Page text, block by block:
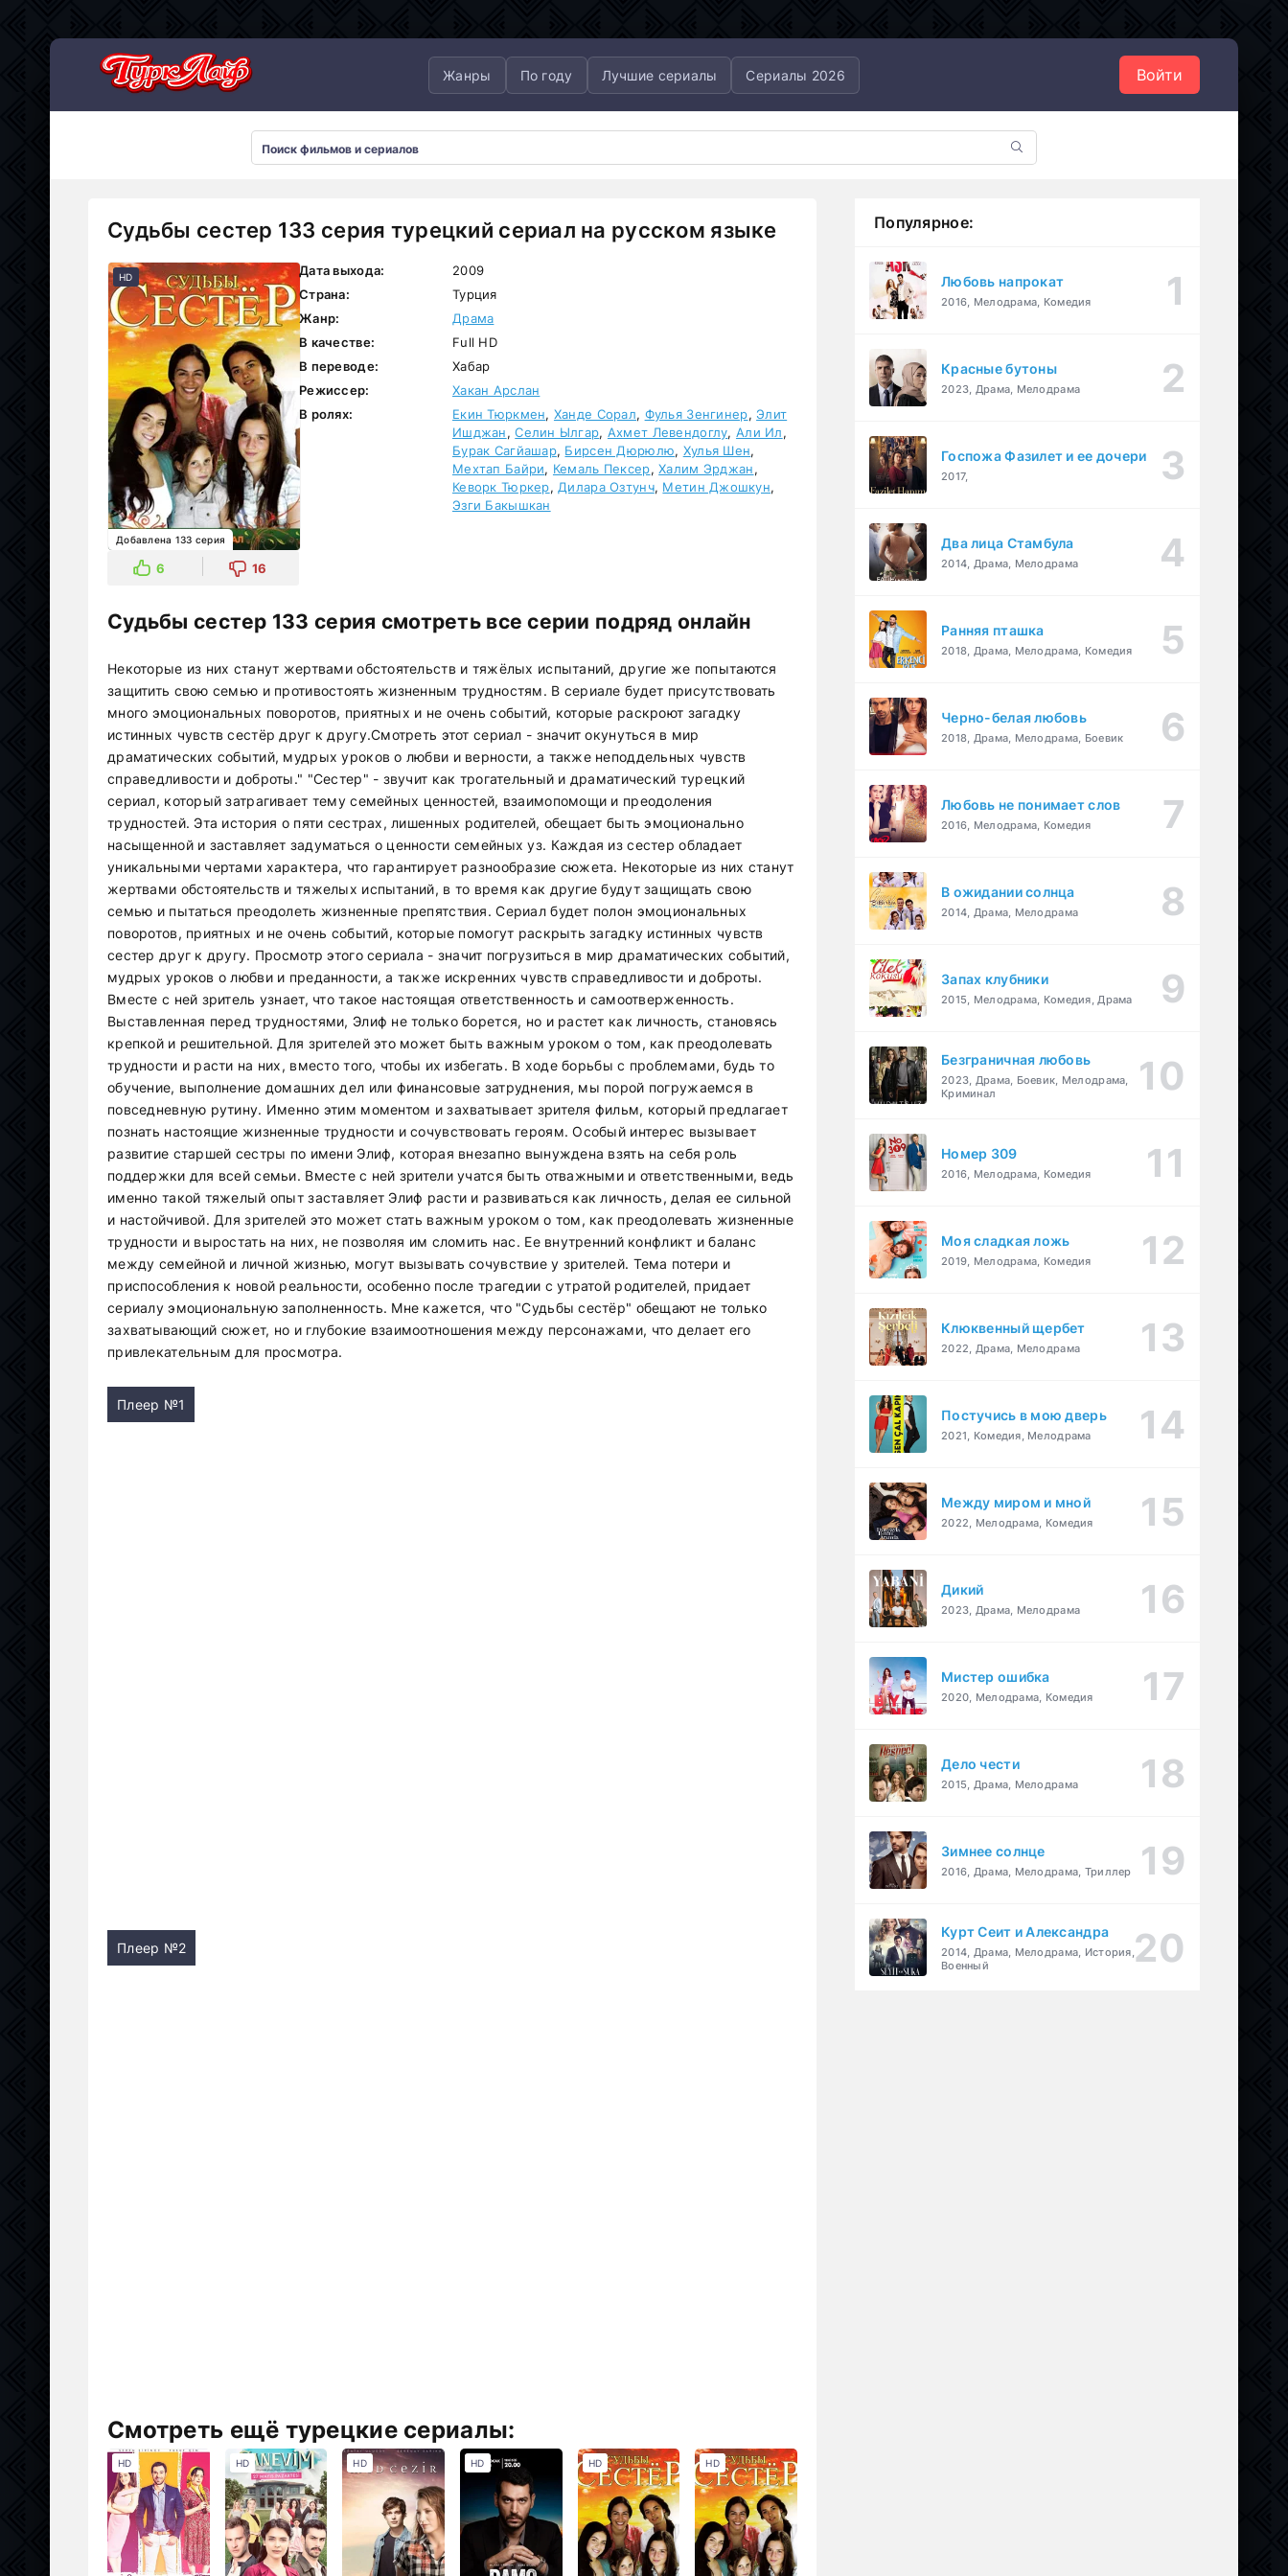
Жанры По году Лучшие сериалы Сериалы 2026 Войти
Судьбы сестер 133 серия турецкий сериал на русском языке
HD
Добавлена 133 серия
6 16
Дата выхода:
2009
Страна:
Турция
Жанр:
Драма
В качестве:
Full HD
В переводе:
Хабар
Режиссер:
Хакан Арслан
В ролях:
Екин Тюркмен, Ханде Сорал, Фулья Зенгинер,Элит
Ишджан,Селин Ылгар, Ахмет Левендоглу, Али Ил,
Бурак Сагйашар, Бирсен Дюрюлю, Хулья Шен,
Мехтап Байри, Кемаль Пексер,Халим Эрджан,
Кеворк Тюркер, Дилара Озтунч, Метин Джошкун,
Эзги Бакышкан
Судьбы сестер 133 серия смотреть все серии подряд онлайн
Некоторые из них станут жертвами обстоятельств и тяжёлых испытаний, другие же попытаются
защитить свою семью и противостоять жизненным трудностям. В сериале будет присутствовать
много эмоциональных поворотов, приятных и не очень событий, которые раскроют загадку
истинных чувств сестёр друг к другу.Смотреть этот сериал - значит окунуться в мир
драматических событий, мудрых уроков о любви и верности, а также неподдельных чувств
справедливости и доброты." "Сестер" - звучит как трогательный и драматический турецкий
сериал, который затрагивает тему семейных ценностей, взаимопомощи и преодоления
трудностей. Эта история о пяти сестрах, лишенных родителей, обещает быть эмоционально
насыщенной и заставляет задуматься о ценности семейных уз. Каждая из сестер обладает
уникальными чертами характера, что гарантирует разнообразие сюжета. Некоторые из них станут
жертвами обстоятельств и тяжелых испытаний, в то время как другие будут защищать свою
семью и пытаться преодолеть жизненные препятствия. Сериал будет полон эмоциональных
поворотов, приятных и не очень событий, которые помогут раскрыть загадку истинных чувств
сестер друг к другу. Просмотр этого сериала - значит погрузиться в мир драматических событий,
мудрых уроков о любви и преданности, а также искренних чувств справедливости и доброты.
Вместе с ней зритель узнает, что такое настоящая ответственность и самоотверженность.
Выставленная перед трудностями, Элиф не только борется, но и растет как личность, становясь
крепкой и решительной. Для зрителей это может быть важным уроком о том, как преодолевать
трудности и расти на них, вместо того, чтобы их избегать. В ходе борьбы с проблемами, будь то
обучение, выполнение домашних дел или финансовые затруднения, мы порой погружаемся в
повседневную рутину. Именно этим моментом и захватывает зрителя фильм, который предлагает
познать настоящие жизненные трудности и сочувствовать героям. Особый интерес вызывает
развитие старшей сестры по имени Элиф, которая внезапно вынуждена взять на себя роль
поддержки для всей семьи. Вместе с ней зрители учатся быть отважными и ответственными, ведь
именно такой тяжелый опыт заставляет Элиф расти и развиваться как личность, делая ее сильной
и настойчивой. Для зрителей это может стать важным уроком о том, как преодолевать жизненные
трудности и выростать на них, не позволяя им сломить нас. Ее внутренний конфликт и баланс
между семейной и личной жизнью, могут вызывать сочувствие у зрителей. Тема потери и
приспособления к новой реальности, особенно после трагедии с утратой родителей, придает
сериалу эмоциональную заполненность. Мне кажется, что "Судьбы сестёр" обещают не только
захватывающий сюжет, но и глубокие взаимоотношения между персонажами, что делает его
привлекательным для просмотра.
Плеер №1
Плеер №2
Смотреть ещё турецкие сериалы:
HD HD HD HD HD HD
Популярное:
Любовь напрокат
2016, Мелодрама, Комедия
Красные бутоны
2023, Драма, Мелодрама
Госпожа Фазилет и ее дочери
2017,
Два лица Стамбула
2014, Драма, Мелодрама
Ранняя пташка
2018, Драма, Мелодрама, Комедия
Черно-белая любовь
2018, Драма, Мелодрама, Боевик
Любовь не понимает слов
2016, Мелодрама, Комедия
В ожидании солнца
2014, Драма, Мелодрама
Запах клубники
2015, Мелодрама, Комедия, Драма
Безграничная любовь
2023, Драма, Боевик, Мелодрама,
Криминал
Номер 309
2016, Мелодрама, Комедия
Моя сладкая ложь
2019, Мелодрама, Комедия
Клюквенный щербет
2022, Драма, Мелодрама
Постучись в мою дверь
2021, Комедия, Мелодрама
Между миром и мной
2022, Мелодрама, Комедия
Дикий
2023, Драма, Мелодрама
Мистер ошибка
2020, Мелодрама, Комедия
Дело чести
2015, Драма, Мелодрама
Зимнее солнце
2016, Драма, Мелодрама, Триллер
Курт Сеит и Александра
2014, Драма, Мелодрама, История,
Военный
Сериалы 2026